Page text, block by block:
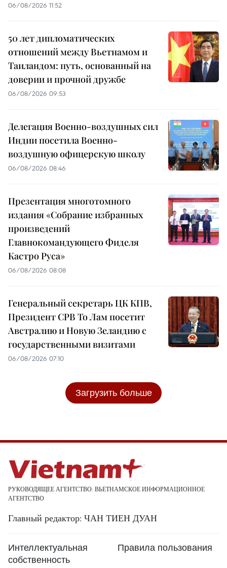
06/08/2026 11:52
50 лет дипломатических
отношений между Вьетнамом и
Таиландом: путь, основанный на
доверии и прочной дружбе
06/08/2026 09:53
Делегация Военно-воздушных сил
Индии посетила Военно-
воздушную офицерскую школу
06/08/2026 08:46
Презентация многотомного
издания «Собрание избранных
произведений
Главнокомандующего Фиделя
Кастро Руса»
06/08/2026 08:08
Генеральный секретарь ЦК КПВ,
Президент СРВ То Лам посетит
Австралию и Новую Зеландию с
государственными визитами
06/08/2026 07:10
Загрузить больше
РУКОВОДЯЩЕЕ АГЕНТСТВО: ВЬЕТНАМСКОЕ ИНФОРМАЦИОННОЕ
АГЕНТСТВО
Главный редактор: ЧАН ТИЕН ДУАН
Интеллектуальная
собственность
Правила пользования